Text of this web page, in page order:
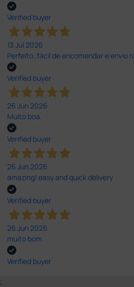
Verified buyer
13 Jul 2026
Perfeito ,fácil de encomendar e envio
Verified buyer
26 Jun 2026
Muito boa.
Verified buyer
26 Jun 2026
amazing! easy and quick delivery
Verified buyer
26 Jun 2026
muito bom
Verified buyer
;